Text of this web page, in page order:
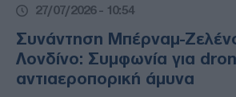
27/07/2026 - 10:54
Συνάντηση Μπέρναμ-
Λονδίνο: Συμφωνία για
αντιαεροπορική άμυνα